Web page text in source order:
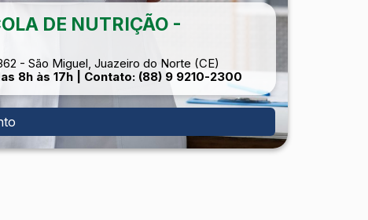
DE NUTRIÇÃO -
- São Miguel, Juazeiro do Norte (CE)
8h às 17h | Contato: (88) 9 9210-2300